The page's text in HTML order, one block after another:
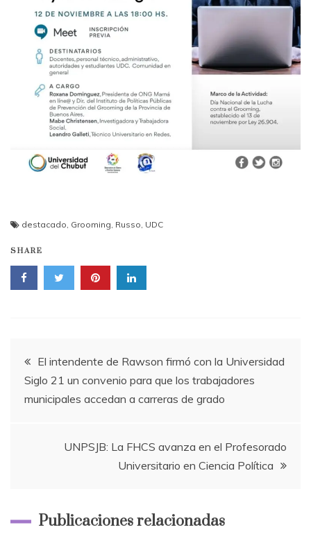
destacado, Grooming, Russo, UDC
SHARE
Navegación
de
El intendente de Rawson firmó con la Universidad
Siglo 21 un convenio para que los trabajadores
municipales accedan a carreras de grado
UNPSJB: La FHCS avanza en el Profesorado
Universitario en Ciencia Política
Publicaciones relacionadas